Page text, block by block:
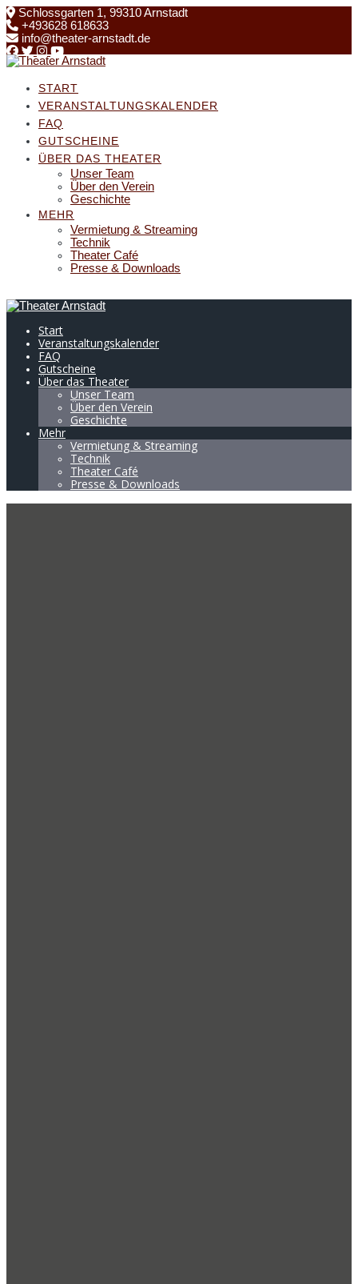
Skip
to
content
Schlossgarten 1, 99310 Arnstadt
+493628 618633
info@theater-arnstadt.de
START
VERANSTALTUNGSKALENDER
FAQ
GUTSCHEINE
ÜBER DAS THEATER
Unser Team
Über den Verein
Geschichte
MEHR
Vermietung & Streaming
Technik
Theater Café
Presse & Downloads
Start
Veranstaltungskalender
FAQ
Gutscheine
Über das Theater
Unser Team
Über den Verein
Geschichte
Mehr
Vermietung & Streaming
Technik
Theater Café
Presse & Downloads